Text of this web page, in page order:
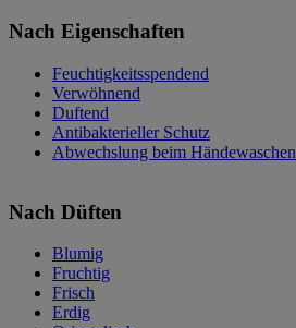
Nach Eigenschaften
Feuchtigkeitsspendend
Verwöhnend
Duftend
Antibakterieller Schutz
Abwechslung beim Händewaschen
Nach Düften
Blumig
Fruchtig
Frisch
Erdig